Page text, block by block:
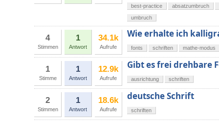
best-practice
absatzumbruch
umbruch
4
Stimmen
1
Antwort
34.1k
Aufrufe
Wie erhalte ich
fonts schriften mathe-modus
1
Stimme
1
Antwort
12.9k
Aufrufe
Gibt es frei drehbare
ausrichtung schriften
2
Stimmen
1
Antwort
18.6k
Aufrufe
deutsche Schrift
schriften